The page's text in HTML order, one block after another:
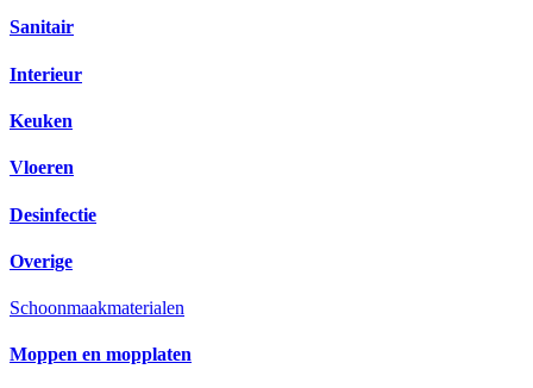
Sanitair
Interieur
Keuken
Vloeren
Desinfectie
Overige
Schoonmaakmaterialen
Moppen en mopplaten